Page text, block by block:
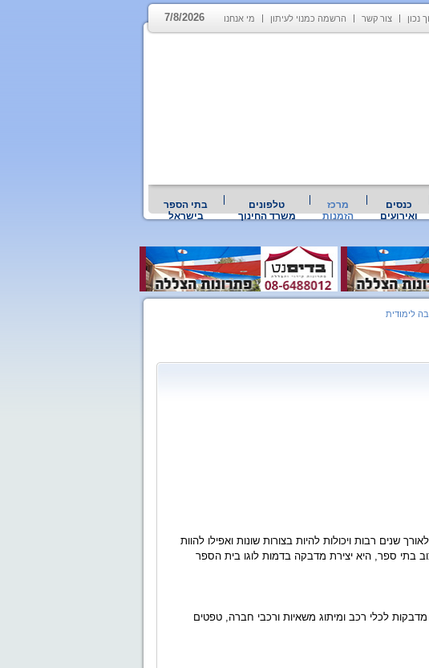
נכון צור קשר הרשמה כמנוי לעיתון מי אנחנו 7/8/2026
כנסים
ואירועים
מרכז
הזמנות
טלפונים
משרד החינוך
בתי הספר
בישראל
לימודית
שנים רבות ויכולות להיות בצורות שונות ואפילו להוות
בתי ספר, היא יצירת מדבקה בדמות לוגו בית הספר
מדבקות לכלי רכב ומיתוג משאיות ורכבי חברה, טפטים